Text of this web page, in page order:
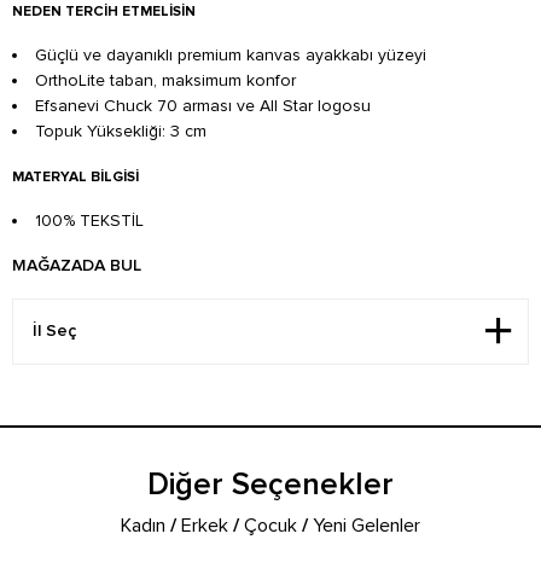
NEDEN TERCIH ETMELISIN
Güçlü ve dayanıklı premium kanvas ayakkabı yüzeyi
OrthoLite taban, maksimum konfor
Efsanevi Chuck 70 arması ve All Star logosu
Topuk Yüksekliği: 3 cm
MATERYAL BILGISI
100% TEKSTİL
MAĞAZADA BUL
Diğer Seçenekler
Kadın /Erkek /Çocuk /Yeni Gelenler